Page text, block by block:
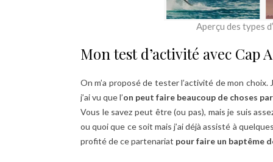
Aperçu des types
Mon test d’activité avec Cap
On m’a proposé de tester l’activité de mon
j’ai vu que l’on peut faire beaucoup de choses
Vous le savez peut être (ou pas), mais je suis
ou quoi que ce soit mais j’ai déjà assisté à
profité de ce partenariat pour faire un baptême